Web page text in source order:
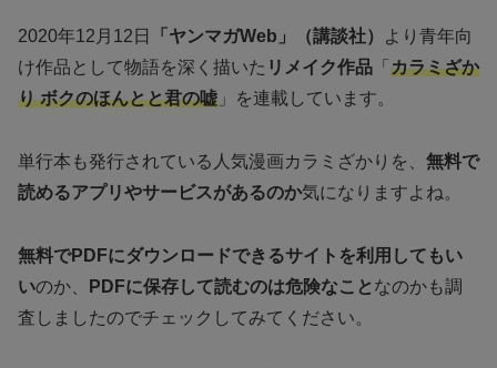
2020年12月12日 「ヤンマガWeb」（講談社）
より青年向
け作品として物語を深く描いた リメイク作品 「 カラミざか
り ボクのほんとと君の嘘 」を連載しています。
単行本も発行されている人気漫画カラミざかりを、 無料で
読めるアプリやサービスがあるのか気になりますよね。
無料でPDFにダウンロードできるサイトを利用してもい
いのか、 PDFに保存して読むのは危険なこと なのかも調
査しましたのでチェックしてみてください。